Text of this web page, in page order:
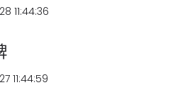
11:44:36
11:44:59